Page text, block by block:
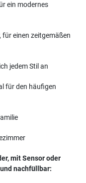
ein modernes
für einen zeitgemäßen
jedem Stil an
für den häufigen
mit Sensor oder
nachfüllbar: